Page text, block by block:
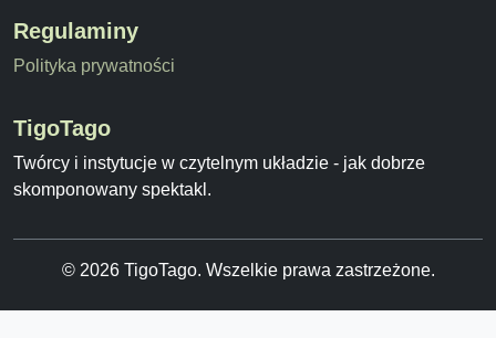
Regulaminy
Polityka prywatności
TigoTago
Twórcy i instytucje w czytelnym układzie - jak dobrze
skomponowany spektakl.
© 2026 TigoTago. Wszelkie prawa zastrzeżone.